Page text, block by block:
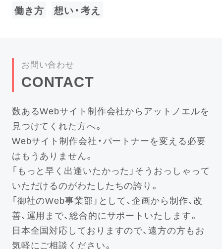
働き方
想い・考え
お問い合わせ
CONTACT
数あるWebサイト制作会社からアットノエルを
見つけてくれた方へ。
Webサイト制作会社・パートナーを変える必要
はもうありません。
「もっと早く出逢いたかった」そうおっしゃって
いただけるのがわたしたちの誇り。
「御社のWeb事業部」として、企画から制作、改
善、運用まで、総合的にサポートいたします。
日本全国対応しておりますので、遠方の方もお
気軽にご相談ください。